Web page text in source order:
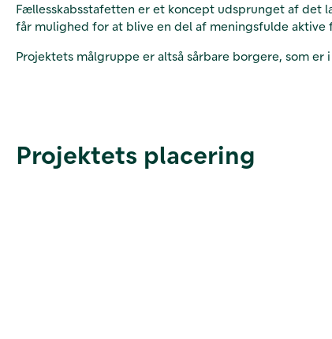
Fællesskabsstafetten er et koncept udsprunget af det
får mulighed for at blive en del af meningsfulde aktive
Projektets målgruppe er altså sårbare borgere, som
Projektets placering